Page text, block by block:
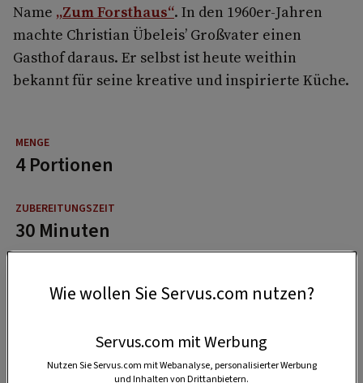
Name „Zum Forsthaus“. In den 1960er-Jahren
machte Christian Übeleis’ Großvater einen
Gasthof daraus. Er selbst ist heute weithin
bekannt für seine kreative und inspirierte Küche.
4 Portionen
30 Minuten
45 Minuten
Wie wollen Sie Servus.com nutzen?
Servus.com mit Werbung
Nutzen Sie Servus.com mit Webanalyse, personalisierter Werbung
und Inhalten von Drittanbietern.